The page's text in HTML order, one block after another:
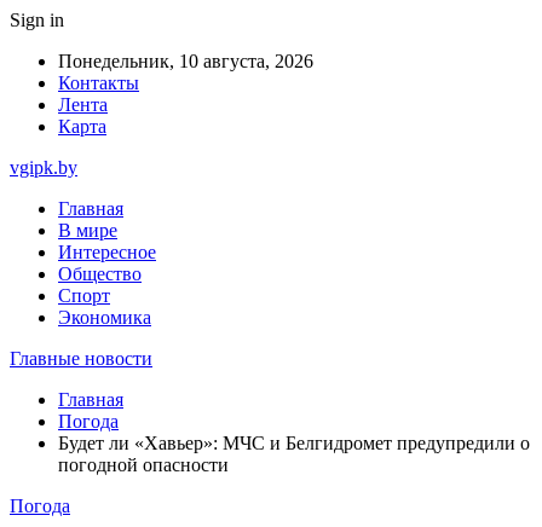
Sign in
Понедельник, 10 августа, 2026
Контакты
Лента
Карта
vgipk.by
Главная
В мире
Интересное
Общество
Спорт
Экономика
Главные новости
Главная
Погода
Будет ли «Хавьер»: МЧС и Белгидромет предупредили о
погодной опасности
Погода